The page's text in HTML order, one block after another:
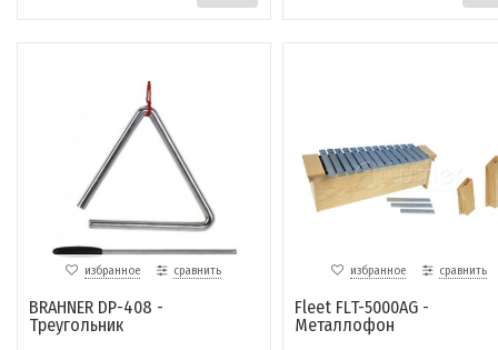
избранное сравнить
BRAHNER DP-408 -
Треугольник
избранное сравнить
Fleet FLT-5000AG -
Металлофон